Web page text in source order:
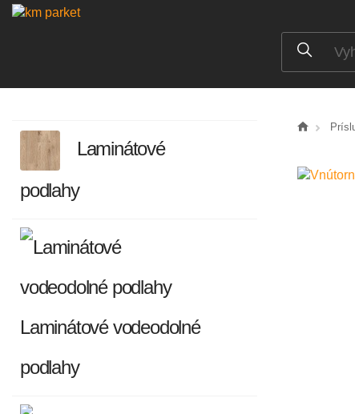
Laminátové
podlahy
Laminátové vodeodolné
podlahy